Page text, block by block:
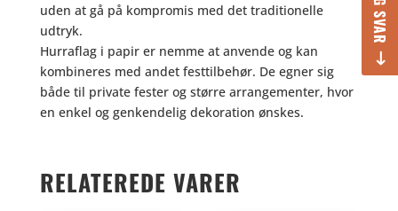
uden at gå på kompromis med det traditionelle
udtryk.
Hurraflag i papir er nemme at anvende og kan
kombineres med andet festtilbehør. De egner sig
både til private fester og større arrangementer, hvor
en enkel og genkendelig dekoration ønskes.
RELATEREDE VARER